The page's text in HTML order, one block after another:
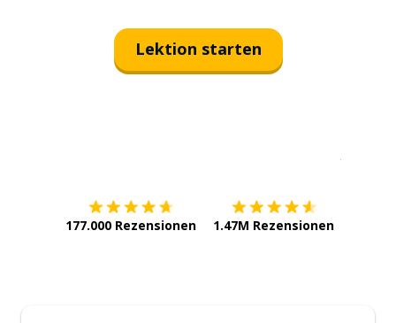
Lektion starten
177.000 Rezensionen 1.47M Rezensionen